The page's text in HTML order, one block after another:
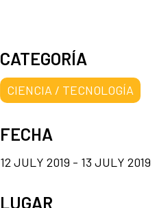
CATEGORÍA
CIENCIA / TECNOLOGÍA
FECHA
12 JULY 2019 - 13 JULY 2019
LUGAR